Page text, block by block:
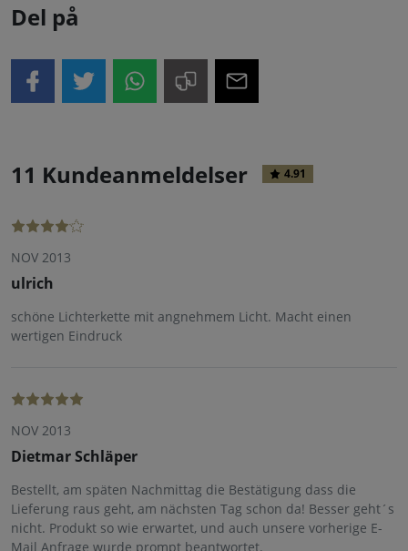
Del på
11 Kundeanmeldelser 4.91
NOV 2013
ulrich
schöne Lichterkette mit angnehmem Licht. Macht einen
wertigen Eindruck
NOV 2013
Dietmar Schläper
Bestellt, am späten Nachmittag die Bestätigung dass die
Lieferung raus geht, am nächsten Tag schon da! Besser geht´s
nicht. Produkt so wie erwartet, und auch unsere vorherige E-
Mail Anfrage wurde prompt beantwortet.